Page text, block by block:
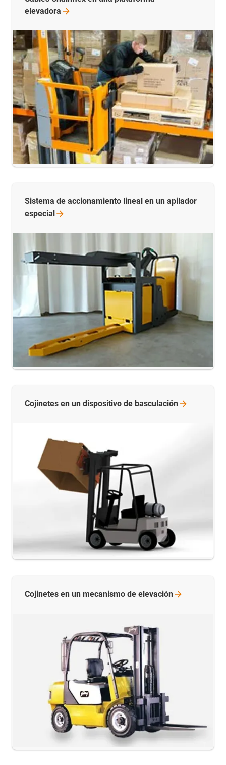
elevadora
Sistema de accionamiento lineal en un apilador
especial
Cojinetes en un dispositivo de basculación
Cojinetes en un mecanismo de elevación